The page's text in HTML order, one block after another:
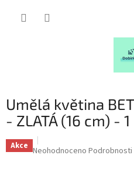
Umělá květina
- ZLATÁ (16 cm) - 1
Akce Průměrné
Neohodnoceno